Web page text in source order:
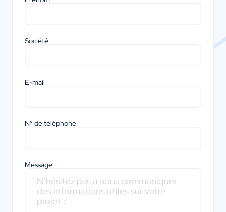
Société
E-mail
N° de téléphone
Message